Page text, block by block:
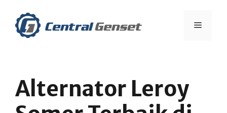
content
Menu
Alternator Leroy